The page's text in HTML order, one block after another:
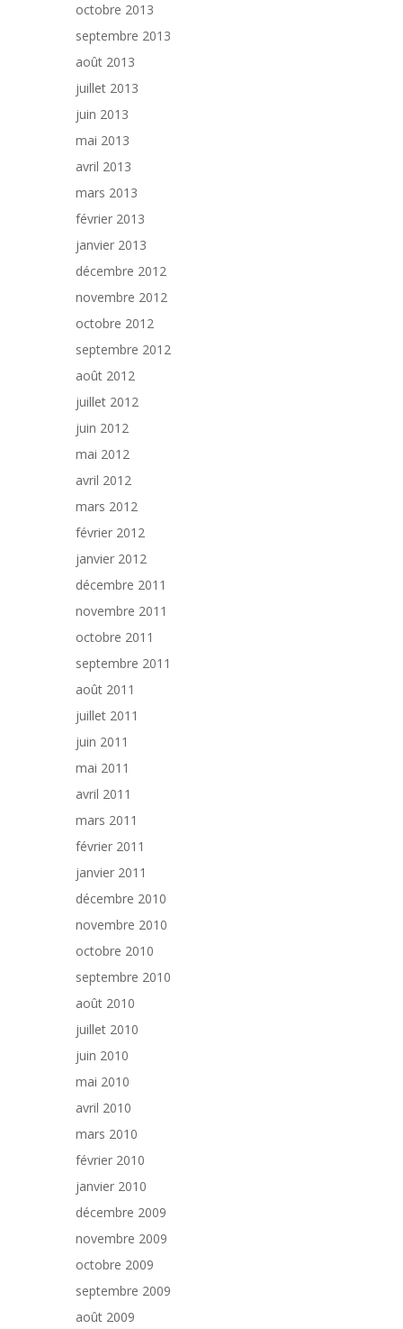
octobre 2013
septembre 2013
août 2013
juillet 2013
juin 2013
mai 2013
avril 2013
mars 2013
février 2013
janvier 2013
décembre 2012
novembre 2012
octobre 2012
septembre 2012
août 2012
juillet 2012
juin 2012
mai 2012
avril 2012
mars 2012
février 2012
janvier 2012
décembre 2011
novembre 2011
octobre 2011
septembre 2011
août 2011
juillet 2011
juin 2011
mai 2011
avril 2011
mars 2011
février 2011
janvier 2011
décembre 2010
novembre 2010
octobre 2010
septembre 2010
août 2010
juillet 2010
juin 2010
mai 2010
avril 2010
mars 2010
février 2010
janvier 2010
décembre 2009
novembre 2009
octobre 2009
septembre 2009
août 2009